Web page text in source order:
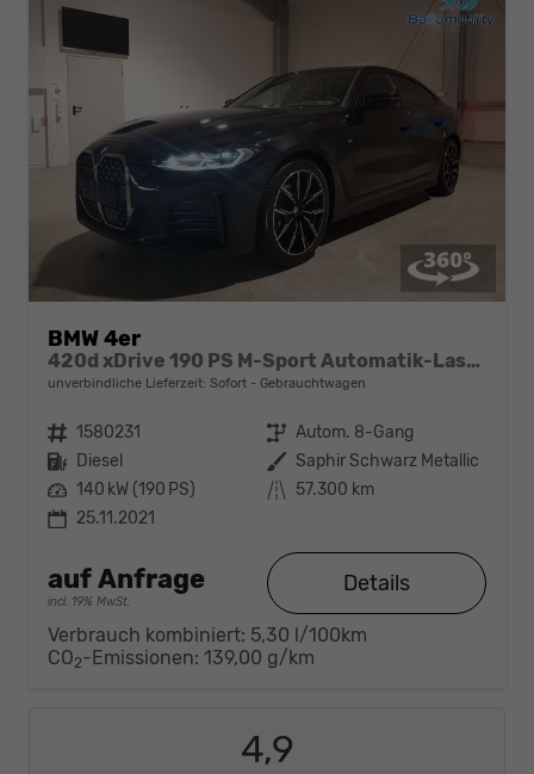
BMW 4er
420d xDrive 190 PS M-Sport Automatik-Laserlicht-Navi-Schiebedach-Leder-H&K-HeadUp-Sofort
unverbindliche Lieferzeit: Sofort Gebrauchtwagen
Fahrzeugnr. 1580231 Getriebe Autom. 8-Gang
Kraftstoff Diesel Außenfarbe Saphir Schwarz Metallic
Leistung 140 kW (190 PS) Kilometerstand 57.300 km
25.11.2021
auf Anfrage
incl. 19% MwSt.
Details
Verbrauch kombiniert: 5,30 l/100km
CO2-Emissionen: 139,00 g/km
4,9